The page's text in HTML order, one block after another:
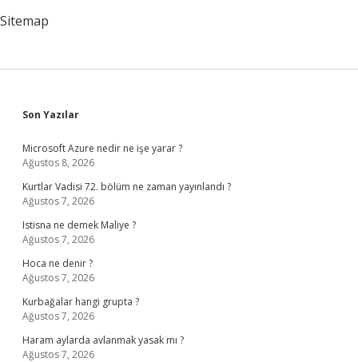
Sitemap
Sidebar
Son Yazılar
Microsoft Azure nedir ne işe yarar ?
Ağustos 8, 2026
Kurtlar Vadisi 72. bölüm ne zaman yayınlandı ?
Ağustos 7, 2026
Istisna ne demek Maliye ?
Ağustos 7, 2026
Hoca ne denir ?
Ağustos 7, 2026
Kurbağalar hangi grupta ?
Ağustos 7, 2026
Haram aylarda avlanmak yasak mı ?
Ağustos 7, 2026